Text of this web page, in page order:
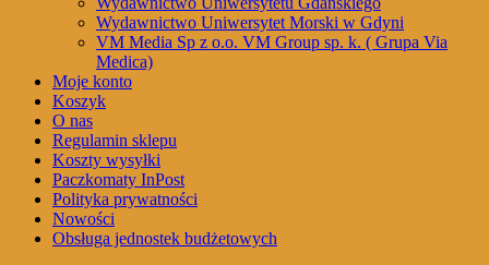
Wydawnictwo Uniwersytet Morski w Gdyni
VM Media Sp z o.o. VM Group sp. k. ( Grupa Via
Medica)
Moje konto
Koszyk
O nas
Regulamin sklepu
Koszty wysyłki
Paczkomaty InPost
Polityka prywatności
Nowości
Obsługa jednostek budżetowych